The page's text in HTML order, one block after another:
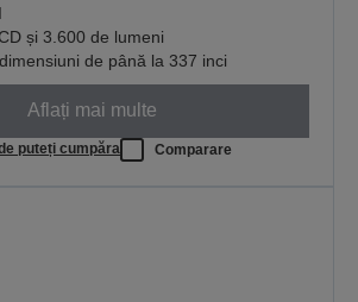
și 3.600 de lumeni
de până la 337 inci
Aflați mai multe
puteți cumpăra Comparare